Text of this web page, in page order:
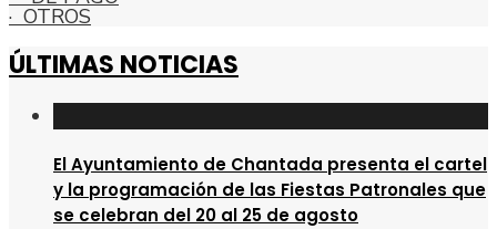
· OTROS
ÚLTIMAS NOTICIAS
El Ayuntamiento de Chantada presenta el cartel
y la programación de las Fiestas Patronales que
se celebran del 20 al 25 de agosto